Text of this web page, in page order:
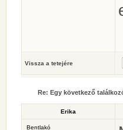
Vissza a tetejére
Re: Egy következő
Erika
Bentlakó